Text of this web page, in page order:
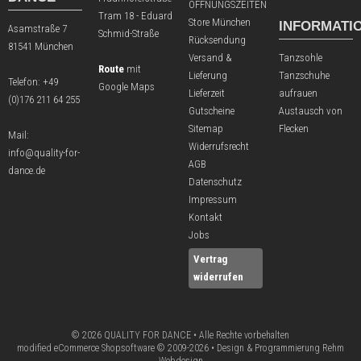
Asamstraße 7
81541 München
Telefon: +49
(0)176 211 64 255
Mail:
info@quality-for-
dance.de
Tram 18 - Eduard
Schmid-Straße
Route mit
Google Maps
ÖFFNUNGSZEITEN
Store München
Rücksendung
Versand &
Lieferung
Lieferzeit
Gutscheine
Sitemap
Widerrufsrecht
AGB
Datenschutz
Impressum
Kontakt
Jobs
Vertrag
widerrufen
Tanzsohle
Tanzschuhe
aufrauen
Austausch von
Flecken
© 2026 QUALITY FOR DANCE • Alle Rechte vorbehalten
modified eCommerce Shopsoftware © 2009-2026 • Design & Programmierung Rehm